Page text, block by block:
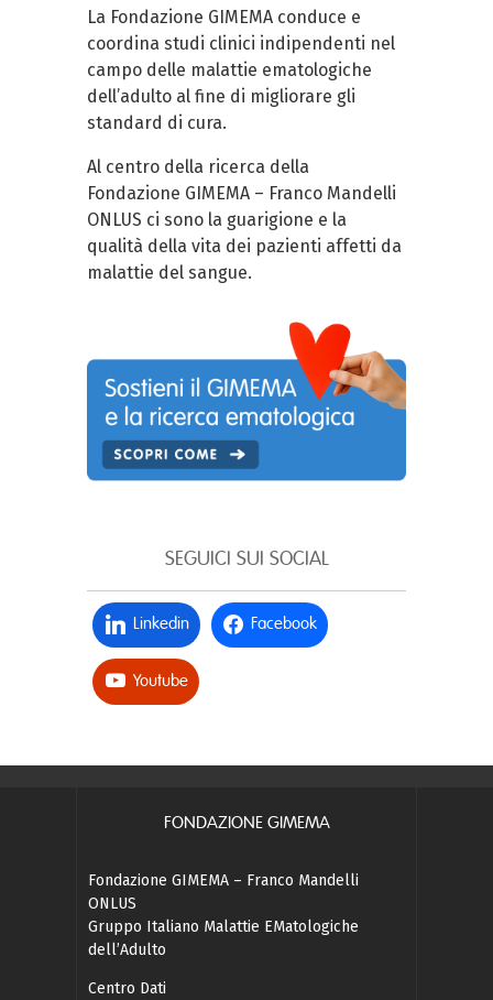
La Fondazione GIMEMA conduce e
coordina studi clinici indipendenti nel
campo delle malattie ematologiche
dell’adulto al fine di migliorare gli
standard di cura.
Al centro della ricerca della
Fondazione GIMEMA – Franco Mandelli
ONLUS ci sono la guarigione e la
qualità della vita dei pazienti affetti da
malattie del sangue.
SEGUICI SUI SOCIAL
Linkedin Facebook
Youtube
FONDAZIONE GIMEMA
Fondazione GIMEMA – Franco Mandelli
ONLUS
Gruppo Italiano Malattie EMatologiche
dell’Adulto
Centro Dati